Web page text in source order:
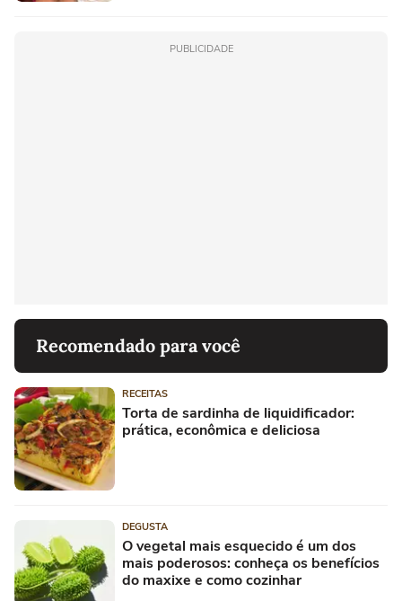
PUBLICIDADE
Recomendado para você
RECEITAS
Torta de sardinha de liquidificador:
prática, econômica e deliciosa
DEGUSTA
O vegetal mais esquecido é um dos
mais poderosos: conheça os benefícios
do maxixe e como cozinhar